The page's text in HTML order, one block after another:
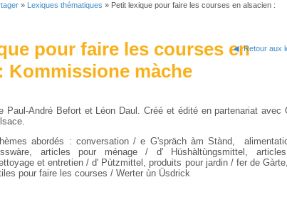
» Lexiques thématiques » Petit lexique pour faire les courses en alsacien :
Retour aux
pour faire les courses en
Kommissione màche
Paul-André Befort et Léon Daul. Créé et édité en partenariat avec
abordés : conversation / e G'spräch àm Stànd,
articles pour ménage / d' Hüshàltùngsmittel,
et entretien / d' Pùtzmittel, produits pour jardin / fer de
pour faire les courses / Werter ùn Üsdrick